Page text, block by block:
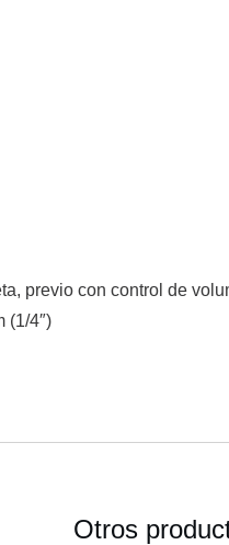
previo con control de
(1/4″)
Otros